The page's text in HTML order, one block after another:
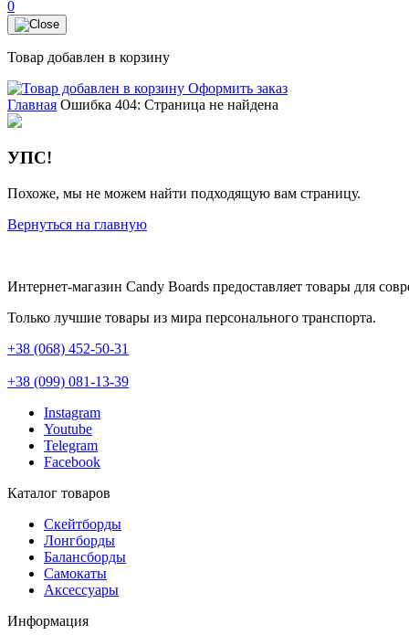
0
Товар добавлен в корзину
Оформить заказ
Главная Ошибка 404: Страница не найдена
УПС!
Похоже, мы не можем найти подходящую вам страницу.
Вернуться на главную
Интернет-магазин Candy Boards предоставляет товары для
Только лучшие товары из мира персонального транспорта.
+38 (068) 452-50-31
+38 (099) 081-13-39
Instagram
Youtube
Telegram
Facebook
Каталог товаров
Скейтборды
Лонгборды
Балансборды
Самокаты
Аксессуары
Информация